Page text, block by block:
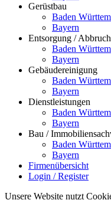
Gerüstbau
Baden
Bayern
Entsorgung / Abbruch
Baden
Bayern
Gebäudereinigung
Baden
Bayern
Dienstleistungen
Baden
Bayern
Bau /
Baden
Bayern
Firmenübersicht
Login / Register
Unsere Website nutzt